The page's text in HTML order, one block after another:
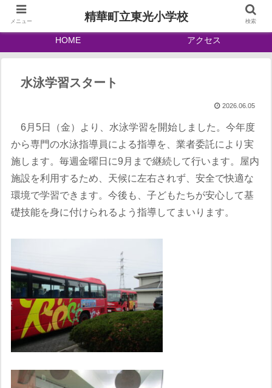
HOME アクセス
水泳学習スタート
2026.06.05
6月5日（金）より、水泳学習を開始しました。今年度
から専門の水泳指導員による指導を、業者委託により実
施します。毎週金曜日に9月まで継続して行います。屋内
施設を利用するため、天候に左右されず、安全で快適な
環境で学習できます。今後も、子どもたちが安心して基
礎技能を身に付けられるよう指導してまいります。
メニュー 精華町立東光小学校 検索